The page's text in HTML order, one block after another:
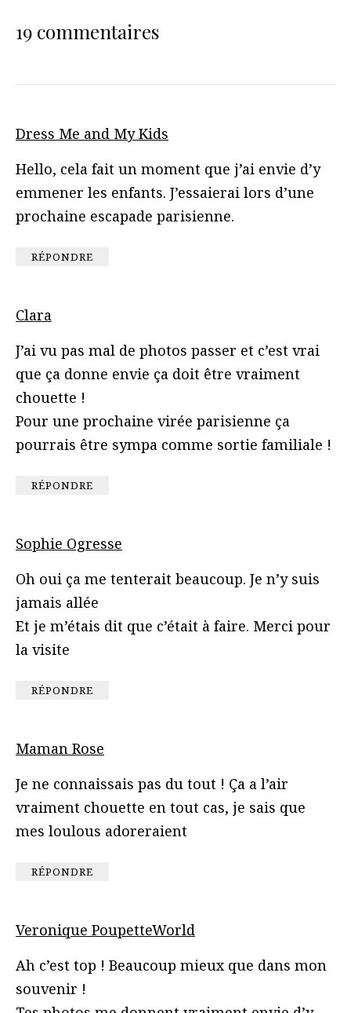
19 commentaires
Dress Me and My Kids
Hello, cela fait un moment que j’ai envie d’y
emmener les enfants. J’essaierai lors d’une
prochaine escapade parisienne.
RÉPONDRE
Clara
J’ai vu pas mal de photos passer et c’est vrai
que ça donne envie ça doit être vraiment
chouette !
Pour une prochaine virée parisienne ça
pourrais être sympa comme sortie familiale !
RÉPONDRE
Sophie Ogresse
Oh oui ça me tenterait beaucoup. Je n’y suis
jamais allée
Et je m’étais dit que c’était à faire. Merci pour
la visite
RÉPONDRE
Maman Rose
Je ne connaissais pas du tout ! Ça a l’air
vraiment chouette en tout cas, je sais que
mes loulous adoreraient
RÉPONDRE
Veronique PoupetteWorld
Ah c’est top ! Beaucoup mieux que dans mon
souvenir !